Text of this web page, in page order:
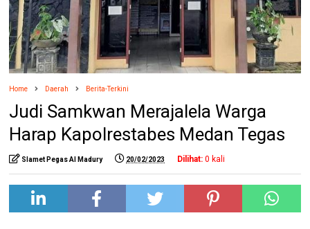
Home Daerah Berita-Terkini
Judi Samkwan Merajalela Warga
Harap Kapolrestabes Medan Tegas
Slamet Pegas Al Madury 20/02/2023 Dilihat: 0 kali